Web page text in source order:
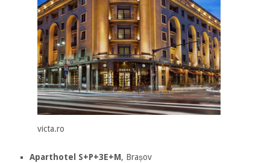
victa.ro
Aparthotel S+P+3E+M, Brașov